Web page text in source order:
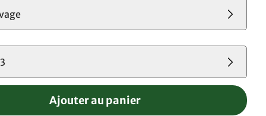
Ajouter au panier